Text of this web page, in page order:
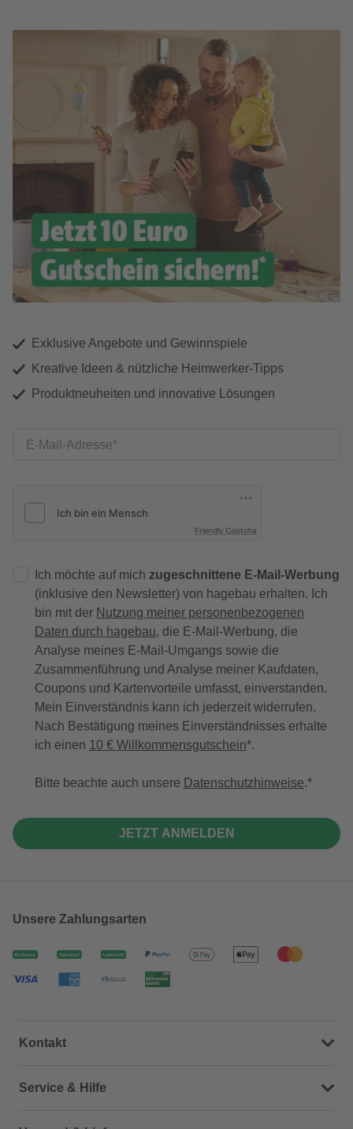
Exklusive Angebote und Gewinnspiele
Kreative Ideen & nützliche Heimwerker-Tipps
Produktneuheiten und innovative Lösungen
E-Mail-Adresse
Friendly Captcha
Ich möchte auf mich zugeschnittene E-Mail-Werbung
(inklusive den Newsletter) von hagebau erhalten. Ich
bin mit der Nutzung meiner personenbezogenen
Daten durch hagebau, die E-Mail-Werbung, die
Analyse meines E-Mail-Umgangs sowie die
Zusammenführung und Analyse meiner Kaufdaten,
Coupons und Kartenvorteile umfasst, einverstanden.
Mein Einverständnis kann ich jederzeit widerrufen.
Nach Bestätigung meines Einverständnisses erhalte
ich einen 10 € Willkommensgutschein*.
Bitte beachte auch unsere Datenschutzhinweise.
JETZT ANMELDEN
Unsere Zahlungsarten
Kontakt
Dein Kontakt zu uns
Service & Hilfe